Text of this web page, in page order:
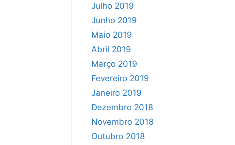
Julho 2019
Junho 2019
Maio 2019
Abril 2019
Março 2019
Fevereiro 2019
Janeiro 2019
Dezembro 2018
Novembro 2018
Outubro 2018